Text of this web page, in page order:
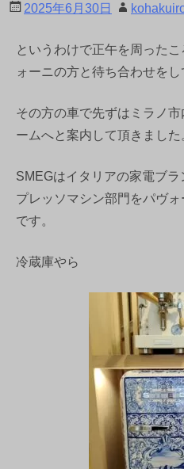
2025年6月30日
というわけで正午を周った
ォーニの方と待ち合わせをし
その方の車で先ずはミラノ
ームへと案内して頂きました
SMEGはイタリアの家電ブ
プレッソマシン部門をパヴ
です。
冷蔵庫やら